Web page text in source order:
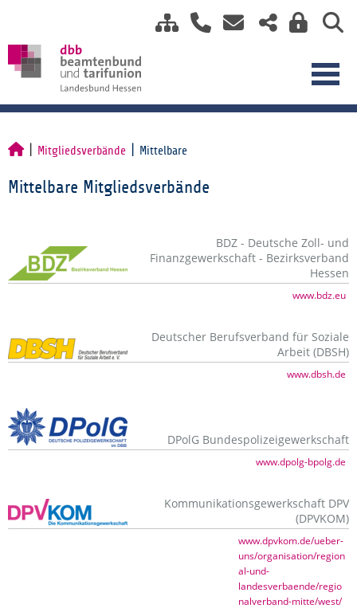
Mitgliedsverbände Mittelbare
Mittelbare Mitgliedsverbände
BDZ - Deutsche Zoll- und
Finanzgewerkschaft - Bezirksverband
Hessen
www.bdz.eu
Deutscher Berufsverband für Soziale
Arbeit (DBSH)
www.dbsh.de
DPolG Bundespolizeigewerkschaft
www.dpolg-bpolg.de
Kommunikationsgewerkschaft DPV
(DPVKOM)
www.dpvkom.de/ueber-
uns/organisation/region
al-und-
landesverbaende/regio
nalverband-mitte/west/